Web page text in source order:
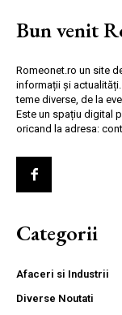
Bun venit
Romeonet.ro un site
informații și
teme diverse, de la
Este un spațiu digital
oricand la adresa:
Categorii
Afaceri si Industrii
Diverse Noutati